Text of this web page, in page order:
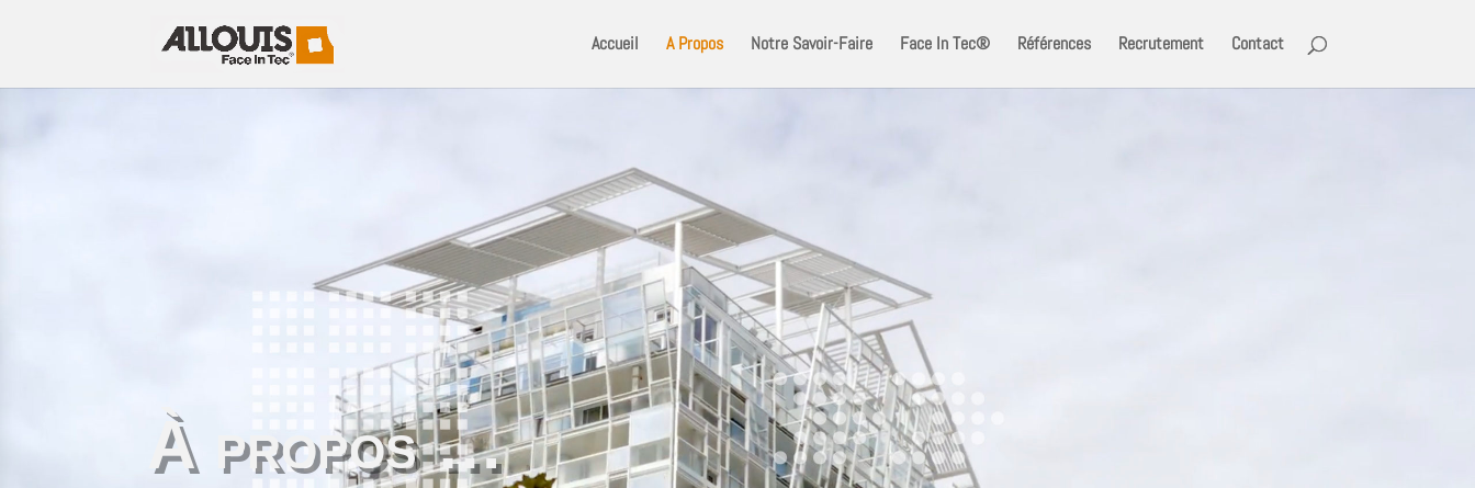
Accueil A Propos Notre Savoir-Faire Face In Tec® Références Recrutement Contact
À propos …